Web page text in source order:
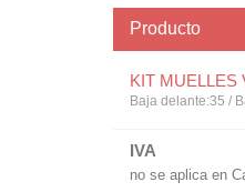
Producto
KIT MUELLES
Baja delante:35 /
IVA
no se aplica en